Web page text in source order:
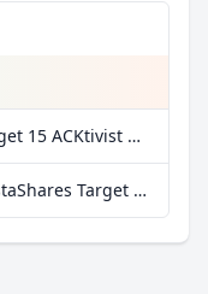
Mehr Daten zu VistaShares Target 15 ACKtivist Select Income ETF bei extraETF
Mehr Fundamentaldaten zu VistaShares Target 15 ACKtivist Select Income ETF bei Parqet